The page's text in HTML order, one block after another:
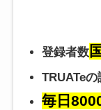
登録者数
TRUATe
毎日